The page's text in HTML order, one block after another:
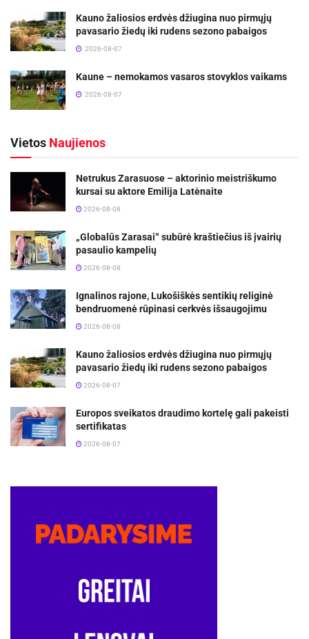
Kauno žaliosios erdvės džiugina nuo pirmųjų
pavasario žiedų iki rudens sezono pabaigos
2026-08-07
Kaune – nemokamos vasaros stovyklos vaikams
2026-08-07
Vietos Naujienos
Netrukus Zarasuose – aktorinio meistriškumo
kursai su aktore Emilija Latėnaite
2026-08-08
„Globalūs Zarasai“ subūrė kraštiečius iš įvairių
pasaulio kampelių
2026-08-08
Ignalinos rajone, Lukošiškės sentikių religinė
bendruomenė rūpinasi cerkvės išsaugojimu
2026-08-08
Kauno žaliosios erdvės džiugina nuo pirmųjų
pavasario žiedų iki rudens sezono pabaigos
2026-08-07
Europos sveikatos draudimo kortelę gali pakeisti
sertifikatas
2026-08-07